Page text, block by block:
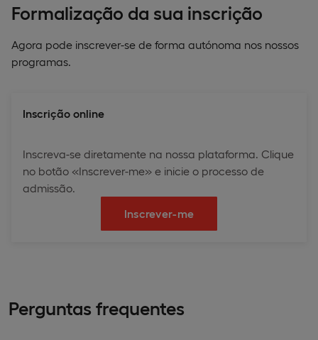
Formalização da sua inscrição
Agora pode inscrever-se de forma autónoma nos nossos
programas.
Inscrição online
Inscreva-se diretamente na nossa plataforma. Clique
no botão «Inscrever-me» e inicie o processo de
admissão.
Inscrever-me
Perguntas frequentes